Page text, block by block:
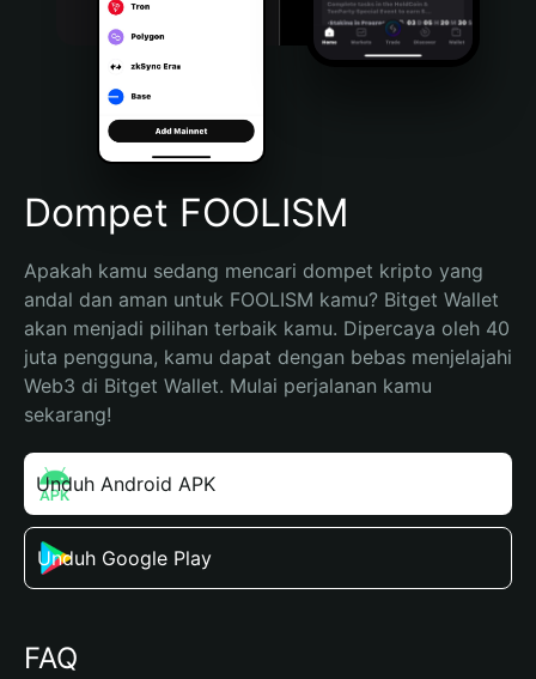
Português (Brasil)
Español (Argentina)
Dompet FOOLISM
Apakah kamu sedang mencari dompet kripto yang
andal dan aman untuk FOOLISM kamu? Bitget Wallet
akan menjadi pilihan terbaik kamu. Dipercaya oleh 40
juta pengguna, kamu dapat dengan bebas menjelajahi
Web3 di Bitget Wallet. Mulai perjalanan kamu
sekarang!
Unduh Android APK
Unduh Google Play
FAQ